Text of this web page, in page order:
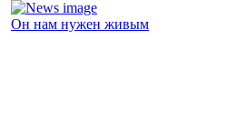
Он нам нужен живым